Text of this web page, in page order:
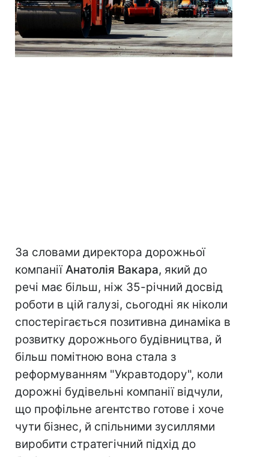
За словами директора дорожньої
компаніїАнатолія Вакара, який до
речі має більш, ніж 35-річний досвід
роботи в цій галузі, сьогодні як ніколи
спостерігається позитивна динаміка в
розвитку дорожнього будівництва, й
більш помітною вона стала з
реформуванням "Укравтодору", коли
дорожні будівельні компанії відчули,
що профільне агентство готове і хоче
чути бізнес, й спільними зусиллями
виробити стратегічний підхід до